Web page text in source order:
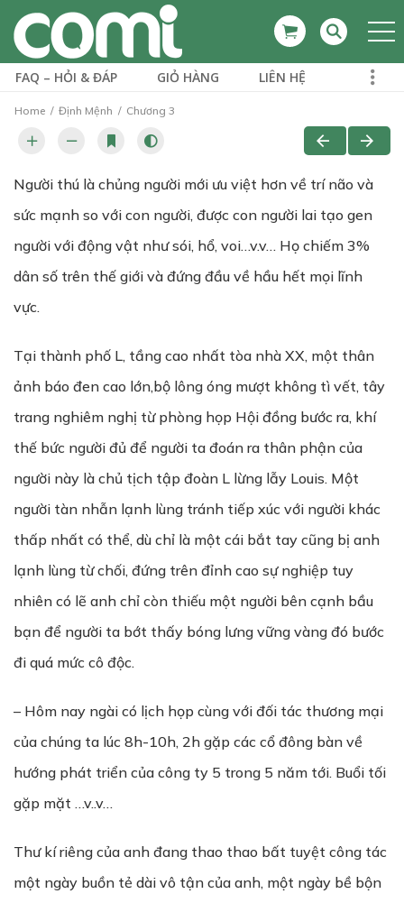
FAQ – HỎI & ĐÁP GIỎ HÀNG LIÊN HỆ
Home Định Mệnh Chương 3
Người thú là chủng người mới ưu việt hơn về trí não và
sức mạnh so với con người, được con người lai tạo gen
người với động vật như sói, hổ, voi…v.v… Họ chiếm 3%
dân số trên thế giới và đứng đầu về hầu hết mọi lĩnh
vực.
Tại thành phố L, tầng cao nhất tòa nhà XX, một thân
ảnh báo đen cao lớn,bộ lông óng mượt không tì vết, tây
trang nghiêm nghị từ phòng họp Hội đồng bước ra, khí
thế bức người đủ để người ta đoán ra thân phận của
người này là chủ tịch tập đoàn L lừng lẫy Louis. Một
người tàn nhẫn lạnh lùng tránh tiếp xúc với người khác
thấp nhất có thể, dù chỉ là một cái bắt tay cũng bị anh
lạnh lùng từ chối, đứng trên đỉnh cao sự nghiệp tuy
nhiên có lẽ anh chỉ còn thiếu một người bên cạnh bầu
bạn để người ta bớt thấy bóng lưng vững vàng đó bước
đi quá mức cô độc.
– Hôm nay ngài có lịch họp cùng với đối tác thương mại
của chúng ta lúc 8h-10h, 2h gặp các cổ đông bàn về
hướng phát triển của công ty 5 trong 5 năm tới. Buổi tối
gặp mặt …v..v…
Thư kí riêng của anh đang thao thao bất tuyệt công tác
một ngày buồn tẻ dài vô tận của anh, một ngày bề bộn